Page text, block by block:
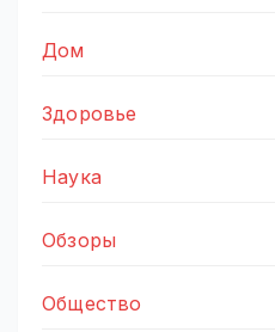
Дом
Здоровье
Наука
Обзоры
Общество